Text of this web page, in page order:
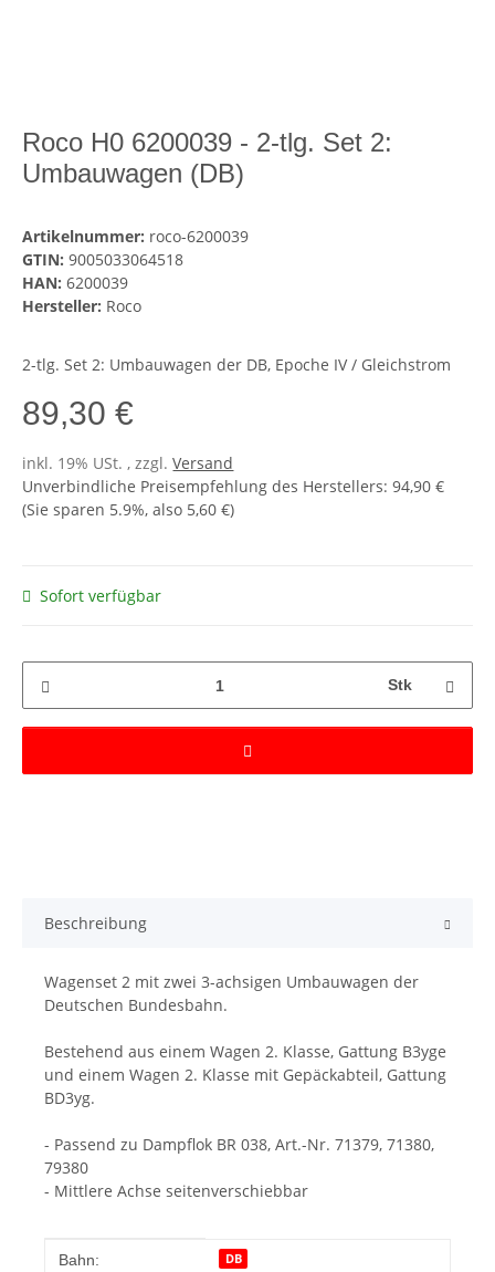
Roco H0 6200039 - 2-tlg. Set 2:
Umbauwagen (DB)
Artikelnummer: roco-6200039
GTIN: 9005033064518
HAN: 6200039
Hersteller: Roco
2-tlg. Set 2: Umbauwagen der DB, Epoche IV / Gleichstrom
89,30 €
inkl. 19% USt. , zzgl.Versand
Unverbindliche Preisempfehlung des Herstellers:94,90 €
(Sie sparen 5.9%, also 5,60 €)
Sofort verfügbar
Stk
Beschreibung
Wagenset 2 mit zwei 3-achsigen Umbauwagen der
Deutschen Bundesbahn.
Bestehend aus einem Wagen 2. Klasse, Gattung B3yge
und einem Wagen 2. Klasse mit Gepäckabteil, Gattung
BD3yg.
- Passend zu Dampflok BR 038, Art.-Nr. 71379, 71380,
79380
- Mittlere Achse seitenverschiebbar
Produkteigenschaft
Wert
Bahn: DB